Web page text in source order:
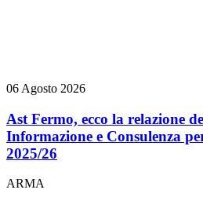
06 Agosto 2026
Ast Fermo, ecco la relazione
Informazione e Consulenza
2025/26
ARMA